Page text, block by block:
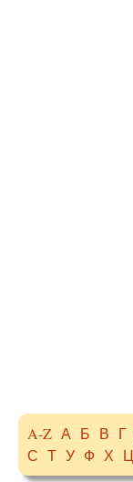
A-Z А Б В Г
С Т У Ф Х Ц